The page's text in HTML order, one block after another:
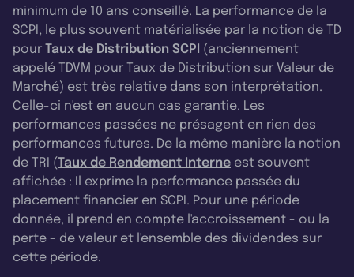
minimum de 10 ans conseillé. La performance de la
SCPI, le plus souvent matérialisée par la notion de TD
pour Taux de Distribution SCPI (anciennement
appelé TDVM pour Taux de Distribution sur Valeur de
Marché) est très relative dans son interprétation.
Celle-ci n'est en aucun cas garantie. Les
performances passées ne présagent en rien des
performances futures. De la même manière la notion
de TRI (Taux de Rendement Interne est souvent
affichée : Il exprime la performance passée du
placement financier en SCPI. Pour une période
donnée, il prend en compte l'accroissement - ou la
perte - de valeur et l'ensemble des dividendes sur
cette période.